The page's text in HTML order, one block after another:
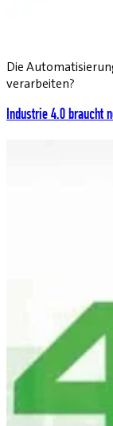
Die
verarbeiten?
Industrie 4.0 braucht